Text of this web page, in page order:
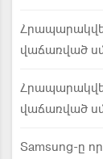
վաճառված
վաճառված
Samsung-ը